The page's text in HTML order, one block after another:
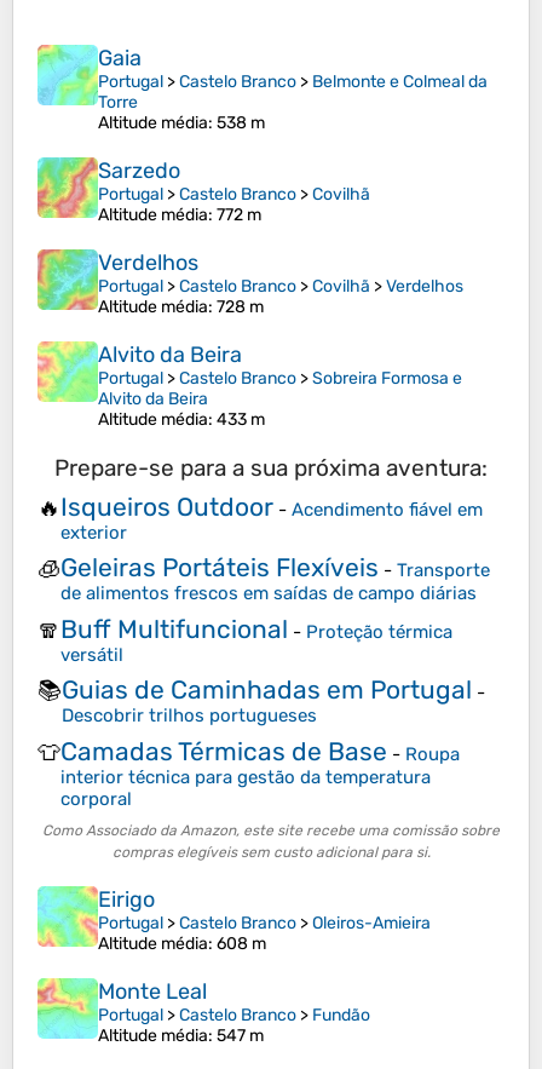
Gaia
Portugal >Castelo Branco > Belmonte e Colmeal da
Torre
Altitude média: 538 m
Sarzedo
Portugal >Castelo Branco >Covilhã
Altitude média: 772 m
Verdelhos
Portugal >Castelo Branco >Covilhã >Verdelhos
Altitude média: 728 m
Alvito da Beira
Portugal >Castelo Branco >Sobreira Formosa e
Alvito da Beira
Altitude média: 433 m
Prepare-se para a sua próxima aventura:
🔥Isqueiros Outdoor - Acendimento fiável em
exterior
🧊Geleiras Portáteis Flexíveis - Transporte
de alimentos frescos em saídas de campo diárias
🧣Buff Multifuncional - Proteção térmica
versátil
📚Guias de Caminhadas em Portugal -
Descobrir trilhos portugueses
👕Camadas Térmicas de Base - Roupa
interior técnica para gestão da temperatura
corporal
Como Associado da Amazon, este site recebe uma comissão sobre
compras elegíveis sem custo adicional para si.
Eirigo
Portugal >Castelo Branco >Oleiros-Amieira
Altitude média: 608 m
Monte Leal
Portugal >Castelo Branco > Fundão
Altitude média: 547 m